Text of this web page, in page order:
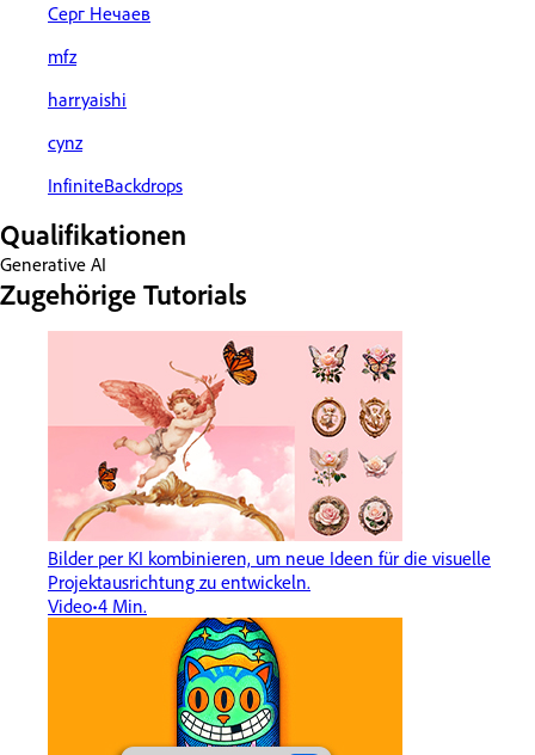
Cерг Нечаев
mfz
harryaishi
cynz
InfiniteBackdrops
Qualifikationen
Generative AI
Zugehörige Tutorials
Bilder per KI kombinieren, um neue Ideen für die visuelle
Projektausrichtung zu entwickeln.
Video 4 Min.